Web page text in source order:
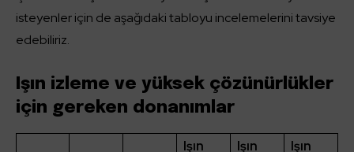
isteyenler için de aşağıdaki tabloyu incelemelerini tavsiye
edebiliriz.
Işın izleme ve yüksek çözünürlükler
için gereken donanımlar
Işın
Işın
Işın